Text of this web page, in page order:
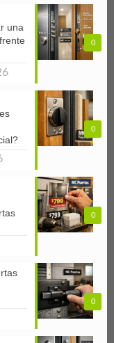
0
una
0
0
0